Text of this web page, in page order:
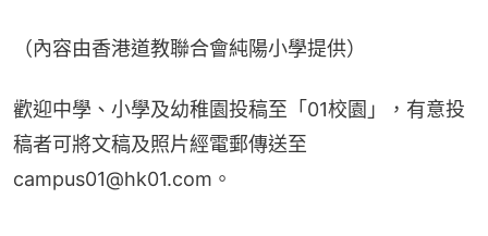
（內容由香港道教聯合會純陽小學提供）
歡迎中學、小學及幼稚園投稿至「01校園」，有意投
稿者可將文稿及照片經電郵傳送至
campus01@hk01.com。